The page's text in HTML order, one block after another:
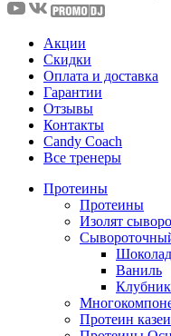
Акции
Скидки
Оплата и доставка
Гарантии
Отзывы
Контакты
Candy Coach
Все тренеры
Протеины
Протеины
Изолят
Шоколад
Ваниль
Протеин